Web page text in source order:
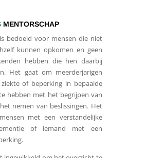
MENTORSCHAP
bedoeld voor mensen die niet
kunnen opkomen en geen
hebben die hen daarbij
Het gaat om meerderjarigen
of beperking in bepaalde
hebben met het begrijpen van
nemen van beslissingen. Het
met een verstandelijke
of iemand met een